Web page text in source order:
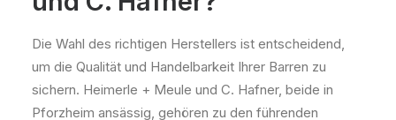
Die Wahl des richtigen Herstellers ist entscheidend,
um die Qualität und Handelbarkeit Ihrer Barren zu
sichern. Heimerle + Meule und C. Hafner, beide in
Pforzheim ansässig, gehören zu den führenden